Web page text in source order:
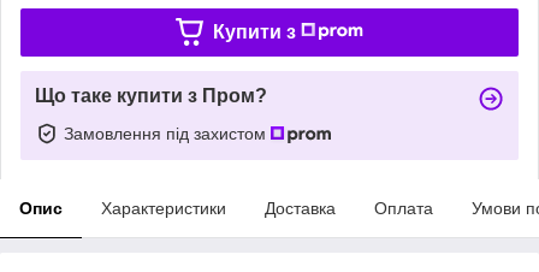
Купити з
Що таке купити з Пром?
Замовлення під захистом
Опис Характеристики Доставка Оплата Умови